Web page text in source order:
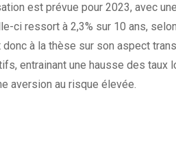
est prévue pour 2023, avec
ci ressort à 2,3% sur 10 ans,
à la thèse sur son aspect
entrainant une hausse des taux
aversion au risque élevée.